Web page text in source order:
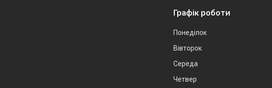
Графік роботи
Понеділок
Вівторок
Середа
Четвер